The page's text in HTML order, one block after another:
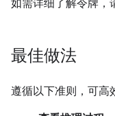
如需详细了解令牌，
最佳做法
遵循以下准则，可高